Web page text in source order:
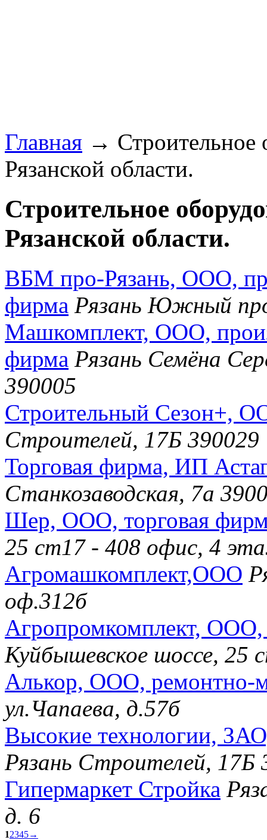
Главная → Строительное
Рязанской области.
Строительное
Рязанской области.
ВБМ про-Рязань, ООО,
фирма Рязань Южный
Машкомплект, ООО,
фирма Рязань Семёна
390005
Строительный Сезон+,
Строителей, 17Б 390029
Торговая фирма, ИП
Станкозаводская, 7а
Шер, ООО, торговая
25 ст17 - 408 офис, 4
Агромашкомплект,ООО
оф.312б
Агропромкомплект, ООО,
Куйбышевское шоссе, 25
Алькор, ООО, ремонтно-
ул.Чапаева, д.57б
Высокие технологии,
Рязань Строителей, 17Б
Гипермаркет Стройка
д. 6
12345→